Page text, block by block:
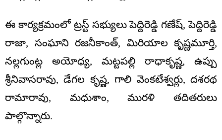
ఈ కార్యక్రమంలో ట్రస్ట్ సభ్యులు పెద్దిరెడ్డి గణేష్, పెద్దిరెడ్డి
రాజా, సంఘాని రజనీకాంత్, మిరియాల కృష్ణమూర్తి,
నల్లగుంట్ల అయోధ్య, మట్టపల్లి రాధాకృష్ణ, ఉప్పు
శ్రీనివాసరావు, డేగల కృష్ణ, గాలి వెంకటేశ్వర్లు, దశరథ
రామారావు, మధుశాం, మురళి తదితరులు
పాల్గొన్నారు.